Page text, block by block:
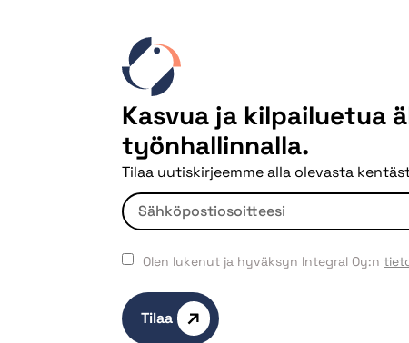
Kasvua ja kilpailuetua
työnhallinnalla.
Tilaa uutiskirjeemme alla olevasta
Olen lukenut ja hyväksyn Integral Oy:n
Tilaa